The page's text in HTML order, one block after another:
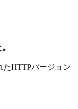
HTTPバージョン